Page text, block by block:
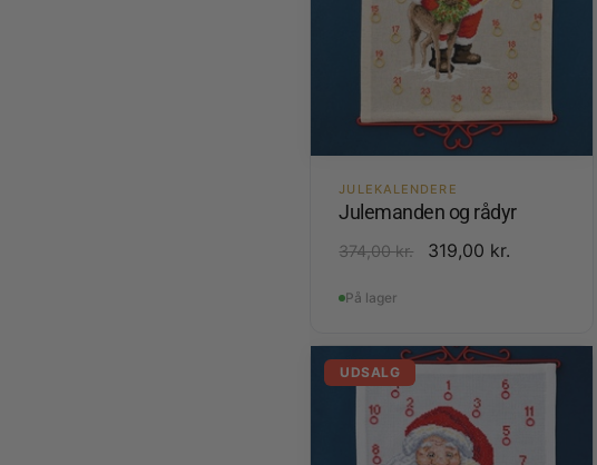
JULEKALENDERE
Julemanden og rådyr
374,00kr. 319,00 kr.
På lager
UDSALG